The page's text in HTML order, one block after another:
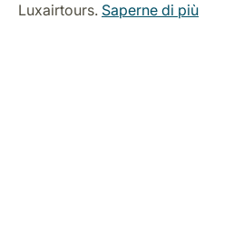
Luxairtours. Saperne di più